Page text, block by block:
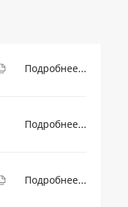
Подробнее...
Подробнее...
Подробнее...